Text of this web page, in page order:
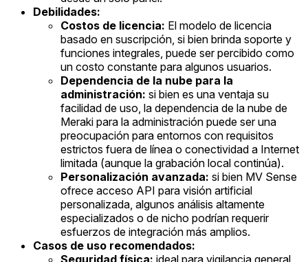
Debilidades:
Costos de licencia: El modelo de licencia
basado en suscripción, si bien brinda soporte y
funciones integrales, puede ser percibido como
un costo constante para algunos usuarios.
Dependencia de la nube para la
administración: si bien es una ventaja su
facilidad de uso, la dependencia de la nube de
Meraki para la administración puede ser una
preocupación para entornos con requisitos
estrictos fuera de línea o conectividad a Internet
limitada (aunque la grabación local continúa).
Personalización avanzada: si bien MV Sense
ofrece acceso API para visión artificial
personalizada, algunos análisis altamente
especializados o de nicho podrían requerir
esfuerzos de integración más amplios.
Casos de uso recomendados:
Seguridad física: ideal para vigilancia general